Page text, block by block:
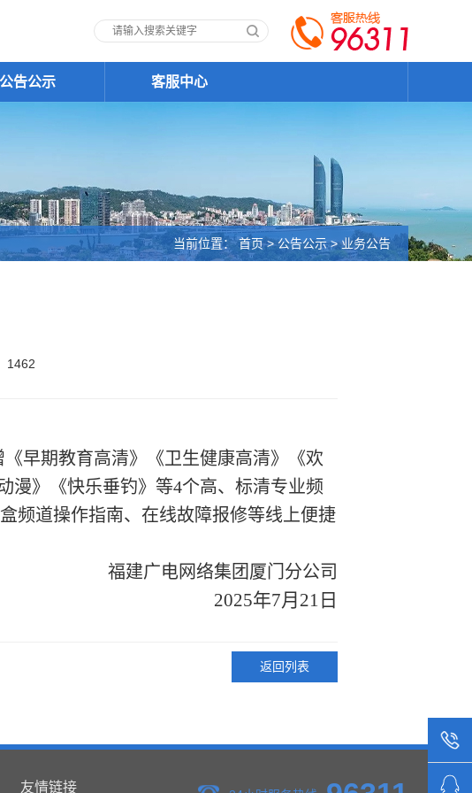
公告公示 客服中心
当前位置：首页>公告公示>业务公告
1462
《早期教育高清》《卫生健康高清》《欢
漫》《快乐垂钓》 等4个高、标清专业频
频道操作指南、在线故障报修等线上便捷
福建广电网络集团厦门分公司
2025年7月21日
返回列表
友情链接